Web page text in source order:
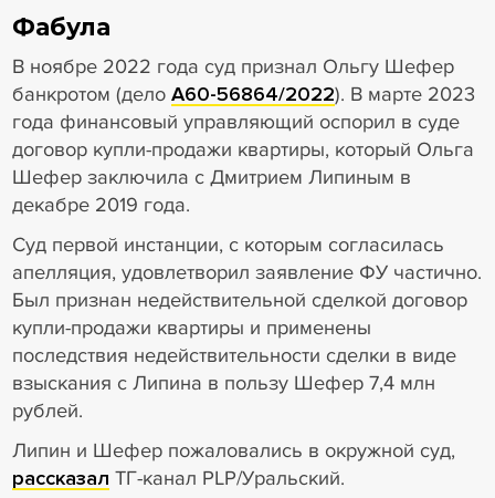
Фабула
В ноябре 2022 года суд признал Ольгу Шефер
банкротом (дело А60-56864/2022). В марте 2023
года финансовый управляющий оспорил в суде
договор купли-продажи квартиры, который Ольга
Шефер заключила с Дмитрием Липиным в
декабре 2019 года.
Суд первой инстанции, с которым согласилась
апелляция, удовлетворил заявление ФУ частично.
Был признан недействительной сделкой договор
купли-продажи квартиры и применены
последствия недействительности сделки в виде
взыскания с Липина в пользу Шефер 7,4 млн
рублей.
Липин и Шефер пожаловались в окружной суд,
рассказал ТГ-канал PLP/Уральский.